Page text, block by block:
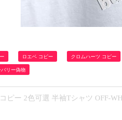
ロエベ コピー クロムハーツ コピー
バリー偽物
ピー 2色可選 半袖Tシャツ OFF-